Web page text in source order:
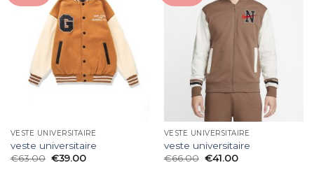
VESTE UNIVERSITAIRE
veste universitaire
€63.00 €39.00
VESTE UNIVERSITAIRE
veste universitaire
€66.00 €41.00